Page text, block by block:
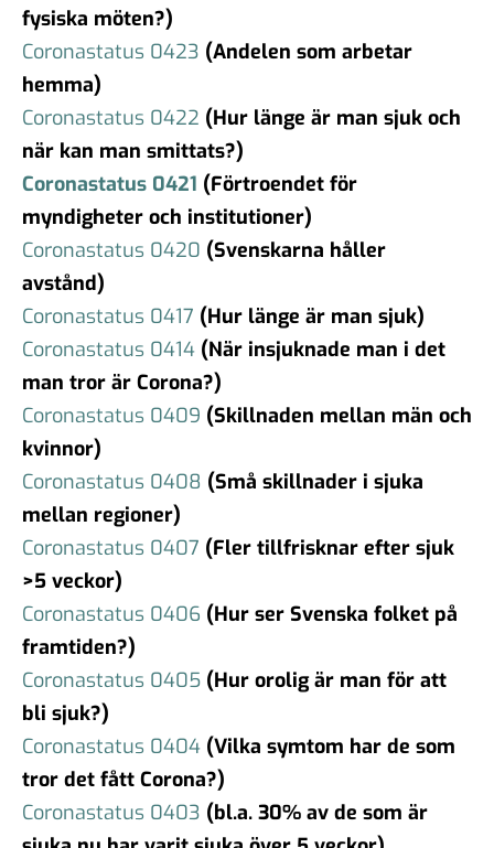
fysiska möten?)
Coronastatus 0423 (Andelen som arbetar
hemma)
Coronastatus 0422 (Hur länge är man sjuk och
när kan man smittats?)
Coronastatus 0421 (Förtroendet för
myndigheter och institutioner)
Coronastatus 0420 (Svenskarna håller
avstånd)
Coronastatus 0417 (Hur länge är man sjuk)
Coronastatus 0414 (När insjuknade man i det
man tror är Corona?)
Coronastatus 0409 (Skillnaden mellan män och
kvinnor)
Coronastatus 0408 (Små skillnader i sjuka
mellan regioner)
Coronastatus 0407 (Fler tillfrisknar efter sjuk
>5 veckor)
Coronastatus 0406 (Hur ser Svenska folket på
framtiden?)
Coronastatus 0405 (Hur orolig är man för att
bli sjuk?)
Coronastatus 0404 (Vilka symtom har de som
tror det fått Corona?)
Coronastatus 0403 (bl.a. 30% av de som är